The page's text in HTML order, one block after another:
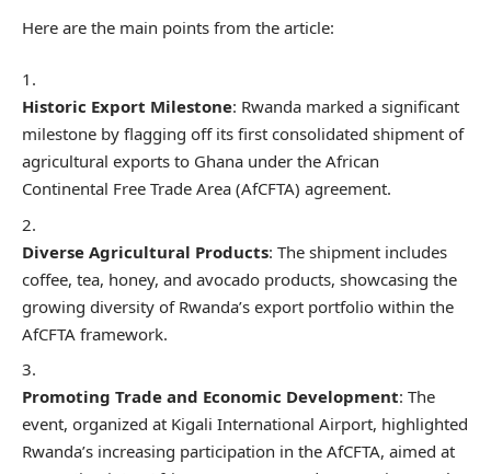
Here are the main points from the article:
Historic Export Milestone: Rwanda marked a significant
milestone by flagging off its first consolidated shipment of
agricultural exports to Ghana under the African
Continental Free Trade Area (AfCFTA) agreement.
Diverse Agricultural Products: The shipment includes
coffee, tea, honey, and avocado products, showcasing the
growing diversity of Rwanda’s export portfolio within the
AfCFTA framework.
Promoting Trade and Economic Development: The
event, organized at Kigali International Airport, highlighted
Rwanda’s increasing participation in the AfCFTA, aimed at